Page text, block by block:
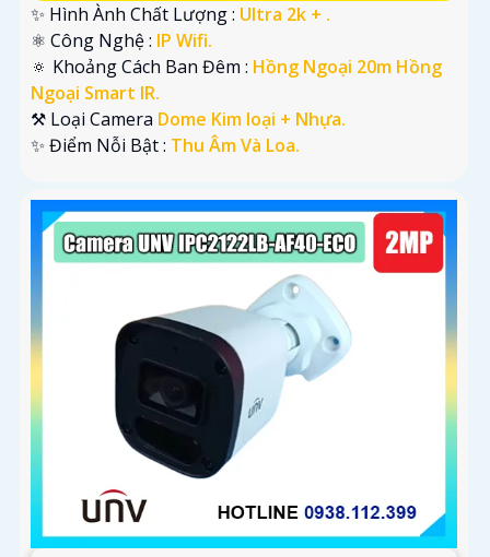
✨ Hình Ành Chất Lượng : Ultra 2k + .
⚛️ Công Nghệ : IP Wifi.
🔅 Khoảng Cách Ban Đêm : Hồng Ngoại 20m Hồng
Ngoại Smart IR.
⚒ Loại Camera Dome Kim loại + Nhựa.
️✨ Điểm Nỗi Bật : Thu Âm Và Loa.